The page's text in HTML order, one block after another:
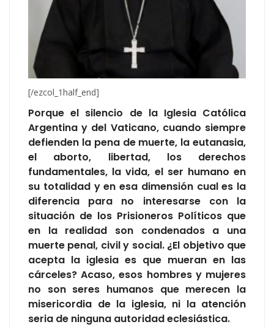
[/ezcol_1half_end]
Porque el silencio de la Iglesia Católica
Argentina y del Vaticano, cuando siempre
defienden la pena de muerte, la eutanasia,
el aborto, libertad, los derechos
fundamentales, la vida, el ser humano en
su totalidad y en esa dimensión cual es la
diferencia para no interesarse con la
situación de los Prisioneros Políticos que
en la realidad son condenados a una
muerte penal, civil y social. ¿El objetivo que
acepta la iglesia es que mueran en las
cárceles? Acaso, esos hombres y mujeres
no son seres humanos que merecen la
misericordia de la iglesia, ni la atención
seria de ninguna autoridad eclesiástica.